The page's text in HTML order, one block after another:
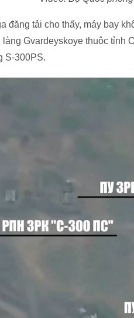
đăng tải cho thấy, máy bay
Gvardeyskoye thuộc tỉnh
S-300PS.